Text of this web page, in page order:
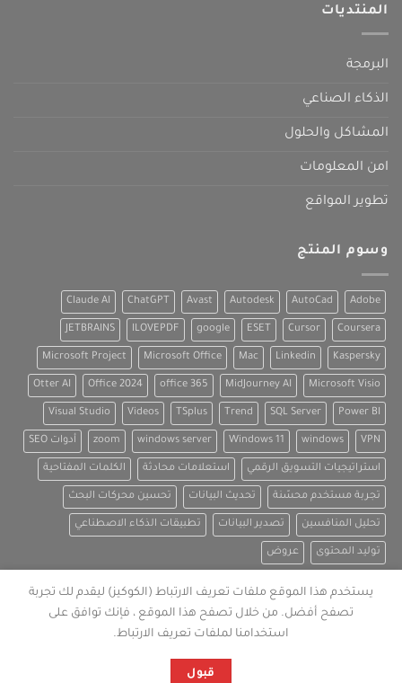
المنتديات
البرمجة
الذكاء الصناعي
المشاكل والحلول
امن المعلومات
تطوير المواقع
وسوم المنتج
Adobe
AutoCad
Autodesk
Avast
ChatGPT
Claude AI
Coursera
Cursor
ESET
google
ILOVEPDF
JETBRAINS
Kaspersky
Linkedin
Mac
Microsoft Office
Microsoft Project
Microsoft Visio
MidJourney AI
office 365
Office 2024
Otter AI
Power BI
SQL Server
Trend
TSplus
Videos
Visual Studio
VPN
windows
Windows 11
windows server
zoom أدوات SEO
استراتيجيات التسويق الرقمي استعلامات محادثة الكلمات المفتاحية
تجربة مستخدم محسّنة تحديث البيانات تحسين محركات البحث
تحليل المنافسين تصدير البيانات تطبيقات الذكاء الاصطناعي
توليد المحتوى عروض
Copyright 2026 © LEZR.NET
يستخدم هذا الموقع ملفات تعريف الارتباط (الكوكيز) ليقدم لك تجربة
تصفح أفضل. من خلال تصفح هذا الموقع ، فإنك توافق على
استخدامنا لملفات تعريف الارتباط.
قبول